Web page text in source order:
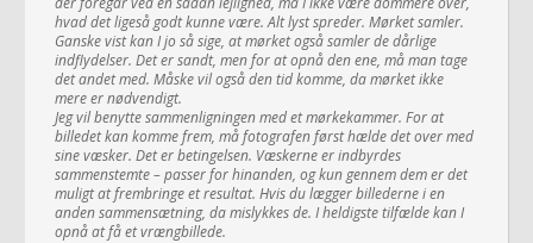
hvad det ligeså godt kunne være. Alt lyst spreder. Mørket samler.
Ganske vist kan I jo så sige, at mørket også samler de dårlige
indflydelser. Det er sandt, men for at opnå den ene, må man tage
det andet med. Måske vil også den tid komme, da mørket ikke
mere er nødvendigt.
Jeg vil benytte sammenligningen med et mørkekammer. For at
billedet kan komme frem, må fotografen først hælde det over med
sine væsker. Det er betingelsen. Væskerne er indbyrdes
sammenstemte – passer for hinanden, og kun gennem dem er det
muligt at frembringe et resultat. Hvis du lægger billederne i en
anden sammensætning, da mislykkes de. I heldigste tilfælde kan I
opnå at få et vrængbillede.